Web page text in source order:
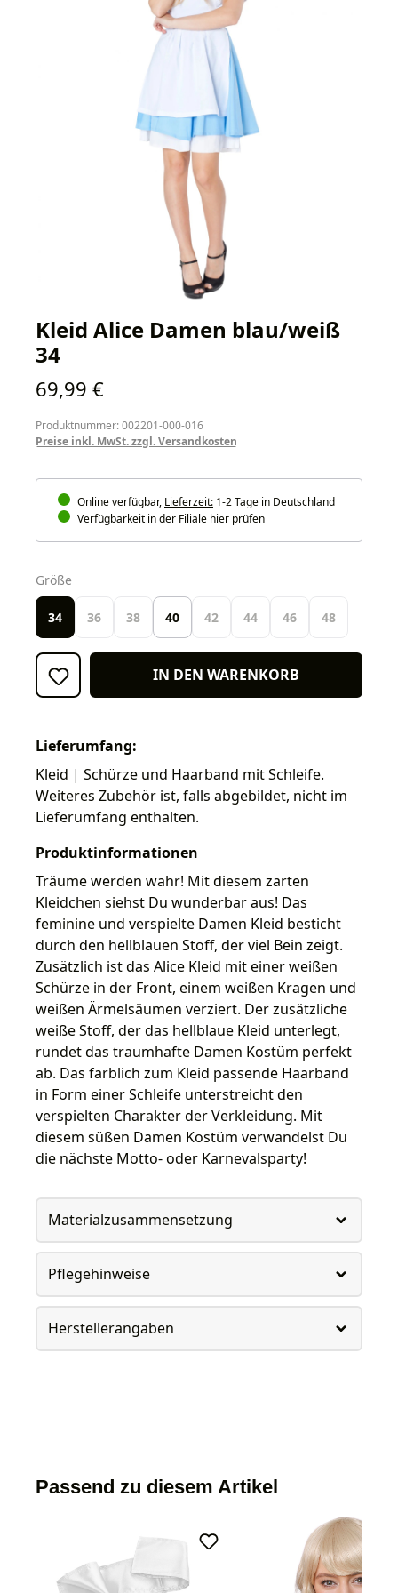
Kleid Alice Damen blau/weiß
34
Regulärer Preis:
69,99 €
Produktnummer: 002201-000-016
Preise inkl. MwSt. zzgl. Versandkosten
Online verfügbar, Lieferzeit: 1-2 Tage in Deutschland
Verfügbarkeit in der Filiale hier prüfen
Größe
34 36 38 40 42 44 46 48
IN DEN WARENKORB
Lieferumfang:
Kleid | Schürze und Haarband mit Schleife.
Weiteres Zubehör ist, falls abgebildet, nicht im
Lieferumfang enthalten.
Produktinformationen
Träume werden wahr! Mit diesem zarten
Kleidchen siehst Du wunderbar aus! Das
feminine und verspielte Damen Kleid besticht
durch den hellblauen Stoff, der viel Bein zeigt.
Zusätzlich ist das Alice Kleid mit einer weißen
Schürze in der Front, einem weißen Kragen und
weißen Ärmelsäumen verziert. Der zusätzliche
weiße Stoff, der das hellblaue Kleid unterlegt,
rundet das traumhafte Damen Kostüm perfekt
ab. Das farblich zum Kleid passende Haarband
in Form einer Schleife unterstreicht den
verspielten Charakter der Verkleidung. Mit
diesem süßen Damen Kostüm verwandelst Du
die nächste Motto- oder Karnevalsparty!
Materialzusammensetzung
Pflegehinweise
Herstellerangaben
Passend zu diesem Artikel